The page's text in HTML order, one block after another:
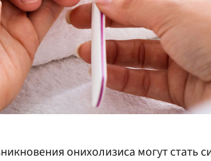
онихолизиса могут стать